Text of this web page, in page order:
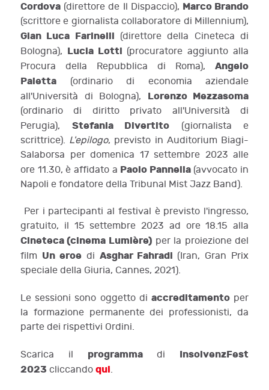
Cordova (direttore de Il Dispaccio), Marco Brando
(scrittore e giornalista collaboratore di Millennium),
Gian Luca Farinelli (direttore della Cineteca di
Bologna), Lucia Lotti (procuratore aggiunto alla
Procura della Repubblica di Roma), Angelo
Paletta (ordinario di economia aziendale
all'Università di Bologna), Lorenzo Mezzasoma
(ordinario di diritto privato all'Università di
Perugia), Stefania Divertito (giornalista e
scrittrice). L'epilogo, previsto in Auditorium Biagi-
Salaborsa per domenica 17 settembre 2023 alle
ore 11.30, è affidato a Paolo Pannella(avvocato in
Napoli e fondatore della Tribunal Mist Jazz Band).
Per i partecipanti al festival è previsto l'ingresso,
gratuito, il 15 settembre 2023 ad ore 18.15 alla
Cineteca (cinema Lumière) per la proiezione del
film Un eroedi Asghar Fahradi (Iran, Gran Prix
speciale della Giuria, Cannes, 2021).
Le sessioni sono oggetto di accreditamentoper
la formazione permanente dei professionisti, da
parte dei rispettivi Ordini.
Scarica il programmadi InsolvenzFest
2023 cliccando qui.